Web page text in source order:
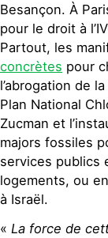
Besançon. À
pour le droit à
Partout, les
concrètes pour
l’abrogation de
Plan National
Zucman et
majors fossiles
services publics
logements, ou
à Israël.
« La force de